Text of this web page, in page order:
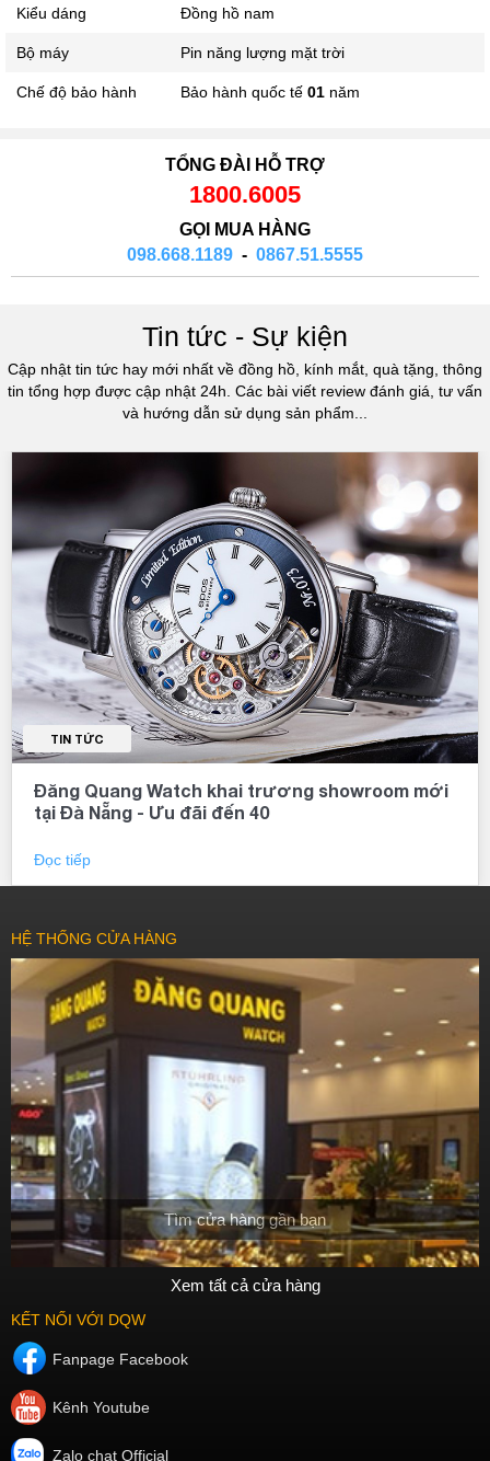
Kiểu dáng Đồng hồ nam
Bộ máy Pin năng lượng mặt trời
Chế độ bảo hành Bảo hành quốc tế 01 năm
TỔNG ĐÀI HỖ TRỢ
1800.6005
GỌI MUA HÀNG
098.668.1189 - 0867.51.5555
Tin tức - Sự kiện
Cập nhật tin tức hay mới nhất về đồng hồ, kính mắt, quà tặng, thông
tin tổng hợp được cập nhật 24h. Các bài viết review đánh giá, tư vấn
và hướng dẫn sử dụng sản phẩm...
TIN TỨC
Đăng Quang Watch khai trương showroom mới
tại Đà Nẵng - Ưu đãi đến 40
Đọc tiếp
HỆ THỐNG CỬA HÀNG
Tìm cửa hàng gần bạn
Xem tất cả cửa hàng
KẾT NỐI VỚI DQW
Fanpage Facebook
Kênh Youtube
Zalo chat Official